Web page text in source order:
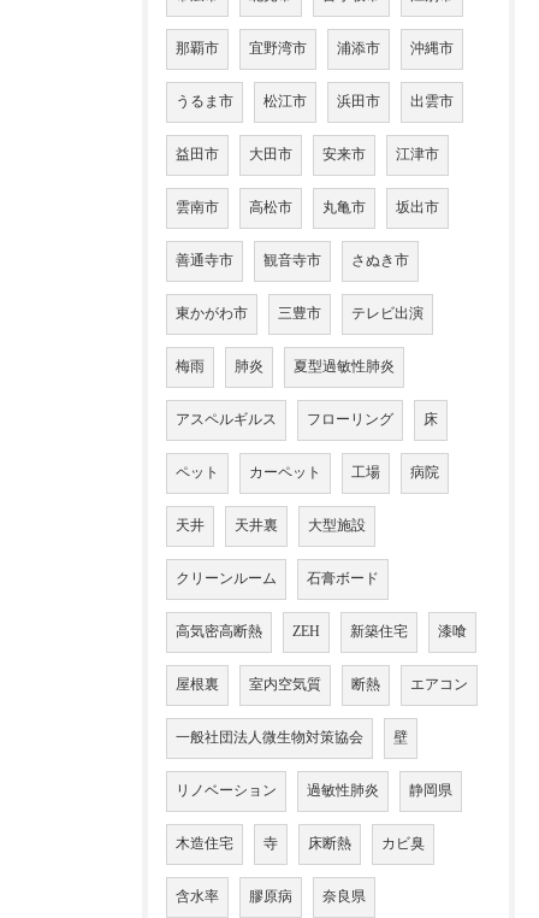
那覇市 宜野湾市 浦添市 沖縄市
うるま市 松江市 浜田市 出雲市
益田市 大田市 安来市 江津市
雲南市 高松市 丸亀市 坂出市
善通寺市 観音寺市 さぬき市
東かがわ市 三豊市 テレビ出演
梅雨 肺炎 夏型過敏性肺炎
アスペルギルス フローリング 床
ペット カーペット 工場 病院
天井 天井裏 大型施設
クリーンルーム 石膏ボード
高気密高断熱 ZEH 新築住宅 漆喰
屋根裏 室内空気質 断熱 エアコン
一般社団法人微生物対策協会 壁
リノベーション 過敏性肺炎 静岡県
木造住宅 寺 床断熱 カビ臭
含水率 膠原病 奈良県